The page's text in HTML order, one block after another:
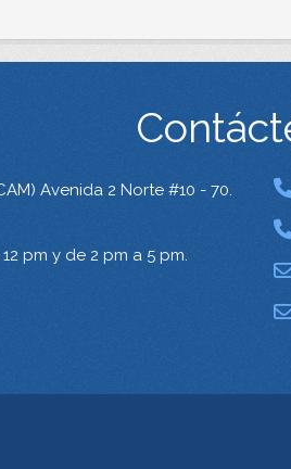
Avenida 2 Norte #10 - 70.
pm y de 2 pm a 5 pm.